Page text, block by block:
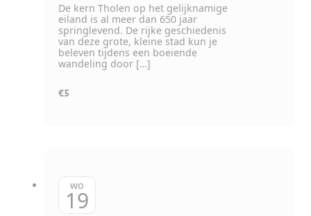
De kern Tholen op het gelijknamige
eiland is al meer dan 650 jaar
springlevend. De rijke geschiedenis
van deze grote, kleine stad kun je
beleven tijdens een boeiende
wandeling door […]
€5
wo
19